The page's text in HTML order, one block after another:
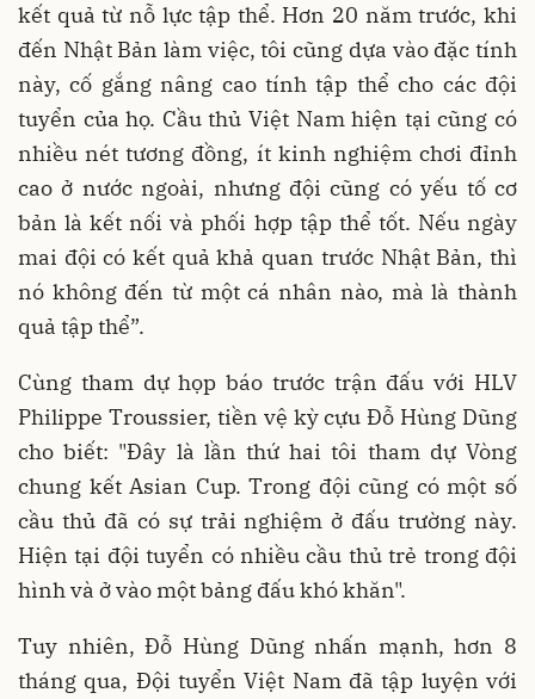
kết quả từ nỗ lực tập thể. Hơn 20 năm trước, khi
đến Nhật Bản làm việc, tôi cũng dựa vào đặc tính
này, cố gắng nâng cao tính tập thể cho các đội
tuyển của họ. Cầu thủ Việt Nam hiện tại cũng có
nhiều nét tương đồng, ít kinh nghiệm chơi đỉnh
cao ở nước ngoài, nhưng đội cũng có yếu tố cơ
bản là kết nối và phối hợp tập thể tốt. Nếu ngày
mai đội có kết quả khả quan trước Nhật Bản, thì
nó không đến từ một cá nhân nào, mà là thành
quả tập thể”.
Cùng tham dự họp báo trước trận đấu với HLV
Philippe Troussier, tiền vệ kỳ cựu Đỗ Hùng Dũng
cho biết: "Đây là lần thứ hai tôi tham dự Vòng
chung kết Asian Cup. Trong đội cũng có một số
cầu thủ đã có sự trải nghiệm ở đấu trường này.
Hiện tại đội tuyển có nhiều cầu thủ trẻ trong đội
hình và ở vào một bảng đấu khó khăn".
Tuy nhiên, Đỗ Hùng Dũng nhấn mạnh, hơn 8
tháng qua, Đội tuyển Việt Nam đã tập luyện với